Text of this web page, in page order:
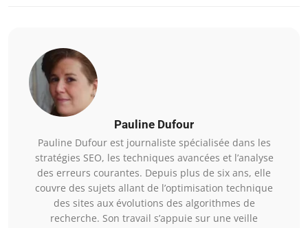
Pauline Dufour
Pauline Dufour est journaliste spécialisée dans les
stratégies SEO, les techniques avancées et l’analyse
des erreurs courantes. Depuis plus de six ans, elle
couvre des sujets allant de l’optimisation technique
des sites aux évolutions des algorithmes de
recherche. Son travail s’appuie sur une veille